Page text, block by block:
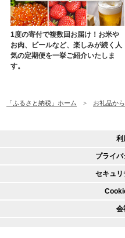
1度の寄付で複数回お届け！お米や
お肉、ビールなど、楽しみが続く人
気の定期便を一挙ご紹介いたしま
す。
「ふるさと納税」ホーム お礼品か
利
プライ
セキュリ
会